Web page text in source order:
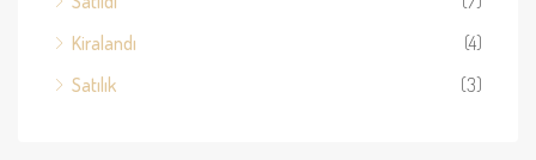
Kiralandı
(4)
Satılık
(3)